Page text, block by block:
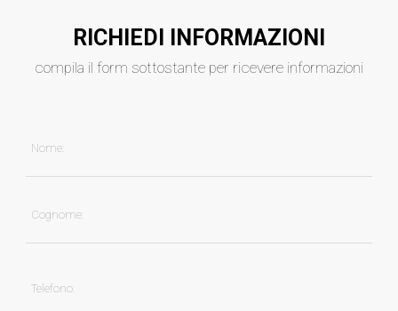
RICHIEDI INFORMAZIONI
compila il form sottostante per ricevere informazioni